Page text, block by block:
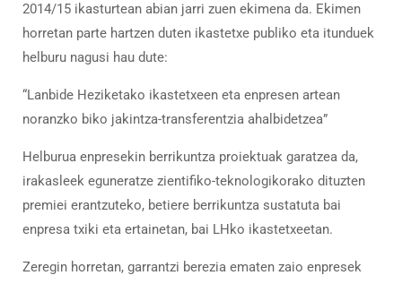
2014/15 ikasturtean abian jarri zuen ekimena da. Ekimen
horretan parte hartzen duten ikastetxe publiko eta itunduek
helburu nagusi hau dute:
“Lanbide Heziketako ikastetxeen eta enpresen artean
noranzko biko jakintza-transferentzia ahalbidetzea”
Helburua enpresekin berrikuntza proiektuak garatzea da,
irakasleek eguneratze zientifiko-teknologikorako dituzten
premiei erantzuteko, betiere berrikuntza sustatuta bai
enpresa txiki eta ertainetan, bai LHko ikastetxeetan.
Zeregin horretan, garrantzi berezia ematen zaio enpresek